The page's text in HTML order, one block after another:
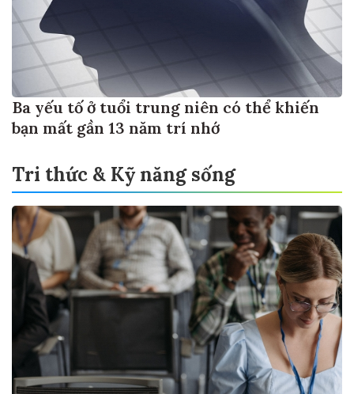
Ba yếu tố ở tuổi trung niên có thể khiến
bạn mất gần 13 năm trí nhớ
Tri thức & Kỹ năng sống